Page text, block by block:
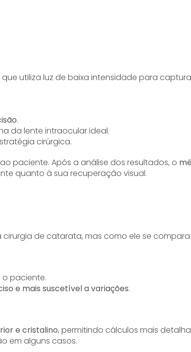
que utiliza luz de baixa intensidade para
.
da lente intraocular ideal.
cirúrgica.
paciente. Após a análise dos resultados, o
quanto à sua recuperação visual.
de catarata, mas como ele se
paciente.
e mais suscetível a variações.
e cristalino, permitindo cálculos mais
em alguns casos.